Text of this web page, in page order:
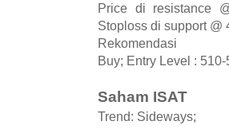
Price di resistance
Stoploss di support @
Rekomendasi
Buy; Entry Level :
Saham ISAT
Trend: Sideways;